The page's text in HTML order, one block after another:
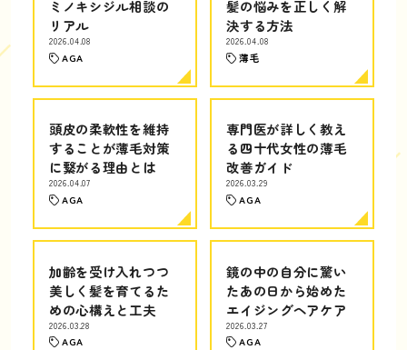
ミノキシジル相談の
リアル
2026.04.08
AGA
髪の悩みを正しく解
決する方法
2026.04.08
薄毛
頭皮の柔軟性を維持
することが薄毛対策
に繋がる理由とは
2026.04.07
AGA
専門医が詳しく教え
る四十代女性の薄毛
改善ガイド
2026.03.29
AGA
加齢を受け入れつつ
美しく髪を育てるた
めの心構えと工夫
2026.03.28
AGA
鏡の中の自分に驚い
たあの日から始めた
エイジングヘアケア
2026.03.27
AGA